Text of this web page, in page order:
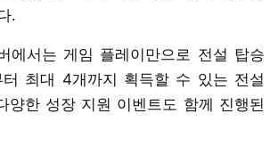
.
에서는 게임 플레이만으로 전설 탑승
터 최대 4개까지 획득할 수 있는 전설
양한 성장 지원 이벤트도 함께 진행된